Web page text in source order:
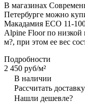
В магазинах
Петербурге можно
Макадамия ECO 11-
Alpine Floor по низкой
м?, при этом ее вес
Подробности
2 450 руб/м²
В наличии
Рассчитать доставку
Нашли дешевле?